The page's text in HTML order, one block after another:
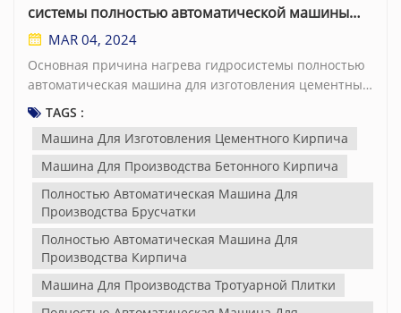
системы полностью автоматической машины
для изготовления цементных блоков
MAR 04, 2024
Основная причина нагрева гидросистемы полностью
автоматическая машина для изготовления цементных
блоковe Это нагрев гидравлического масла, который
конструкцией полностью автоматического машина для
производства бетонного кирпича гидравлическая
эффективно рассеивать тепло; во-вторых, неисправны
узлы гидросистемы; в-третьих, гидравлическое масло,
используемое в машина для производства тротуарной
плитки гидравлическая система не
подходит. Необоснованная конструкция трубопровода
TAGS :
Машина Для Изготовления Цементного Кирпича
Машина Для Производства Бетонного Кирпича
Полностью Автоматическая Машина Для
Производства Брусчатки
Полностью Автоматическая Машина Для
Производства Кирпича
Машина Для Производства Тротуарной Плитки